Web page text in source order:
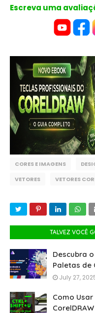
Escreva uma
CORES E IMAGENS
VETORES
VETORES
TALVEZ VOCÊ
Descubra
Paletas de
July 27,
Como Usar